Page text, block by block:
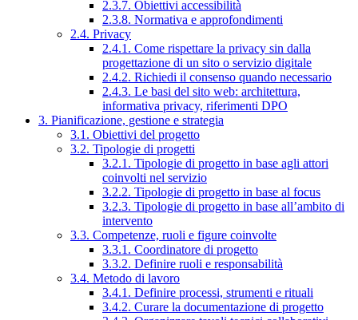
2.3.7. Obiettivi accessibilità
2.3.8. Normativa e approfondimenti
2.4. Privacy
2.4.1. Come rispettare la privacy sin dalla
progettazione di un sito o servizio digitale
2.4.2. Richiedi il consenso quando necessario
2.4.3. Le basi del sito web: architettura,
informativa privacy, riferimenti DPO
3. Pianificazione, gestione e strategia
3.1. Obiettivi del progetto
3.2. Tipologie di progetti
3.2.1. Tipologie di progetto in base agli attori
coinvolti nel servizio
3.2.2. Tipologie di progetto in base al focus
3.2.3. Tipologie di progetto in base all’ambito di
intervento
3.3. Competenze, ruoli e figure coinvolte
3.3.1. Coordinatore di progetto
3.3.2. Definire ruoli e responsabilità
3.4. Metodo di lavoro
3.4.1. Definire processi, strumenti e rituali
3.4.2. Curare la documentazione di progetto